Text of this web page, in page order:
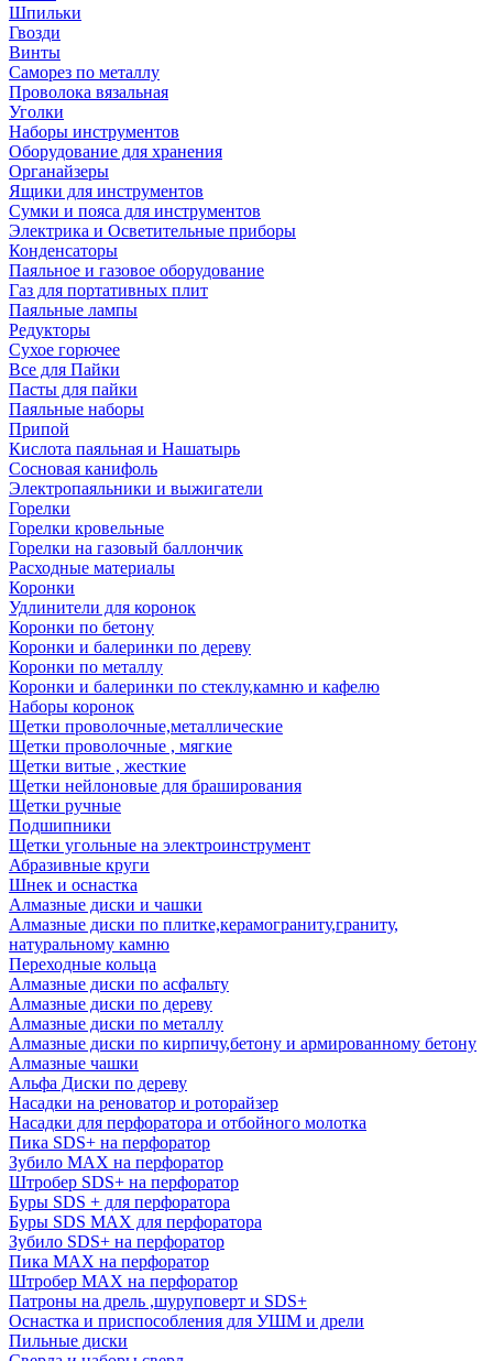
Шпильки
Гвозди
Винты
Саморез по металлу
Проволока вязальная
Уголки
Наборы инструментов
Оборудование для хранения
Органайзеры
Ящики для инструментов
Сумки и пояса для инструментов
Электрика и Осветительные приборы
Конденсаторы
Паяльное и газовое оборудование
Газ для портативных плит
Паяльные лампы
Редукторы
Сухое горючее
Все для Пайки
Пасты для пайки
Паяльные наборы
Припой
Кислота паяльная и Нашатырь
Сосновая канифоль
Электропаяльники и выжигатели
Горелки
Горелки кровельные
Горелки на газовый баллончик
Расходные материалы
Коронки
Удлинители для коронок
Коронки по бетону
Коронки и балеринки по дереву
Коронки по металлу
Коронки и балеринки по стеклу,камню и кафелю
Наборы коронок
Щетки проволочные,металлические
Щетки проволочные , мягкие
Щетки витые , жесткие
Щетки нейлоновые для браширования
Щетки ручные
Подшипники
Щетки угольные на электроинструмент
Абразивные круги
Шнек и оснастка
Алмазные диски и чашки
Алмазные диски по плитке,керамограниту,граниту,
натуральному камню
Переходные кольца
Алмазные диски по асфальту
Алмазные диски по дереву
Алмазные диски по металлу
Алмазные диски по кирпичу,бетону и армированному бетону
Алмазные чашки
Альфа Диски по дереву
Насадки на реноватор и роторайзер
Насадки для перфоратора и отбойного молотка
Пика SDS+ на перфоратор
Зубило MAX на перфоратор
Штробер SDS+ на перфоратор
Буры SDS + для перфоратора
Буры SDS MAX для перфоратора
Зубило SDS+ на перфоратор
Пика MAX на перфоратор
Штробер MAX на перфоратор
Патроны на дрель ,шуруповерт и SDS+
Оснастка и приспособления для УШМ и дрели
Пильные диски